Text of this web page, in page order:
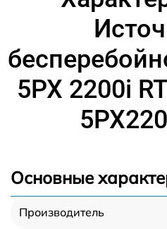
5PX 2200i
Основные
Производитель